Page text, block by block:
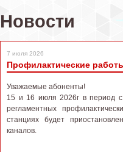
Новости
7 июля 2026
Профилактические
Уважаемые абоненты!
15 и 16 июля 2026г в период
регламентных
станциях будет
каналов.